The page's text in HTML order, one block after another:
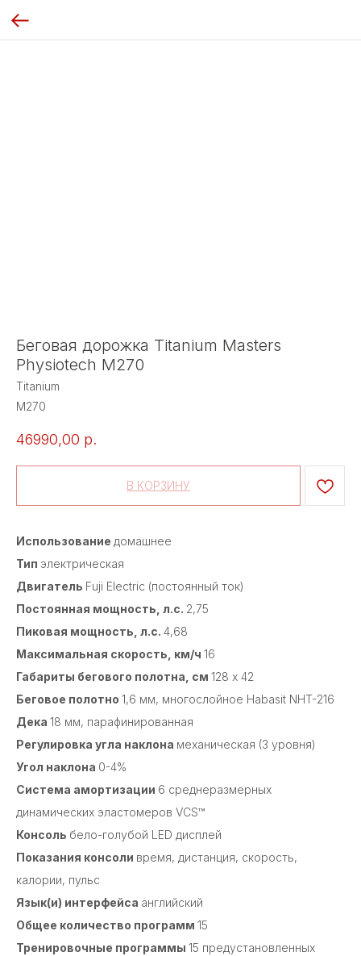
Беговая дорожка Titanium Masters
Physiotech M270
Titanium
M270
46990,00 р.
В КОРЗИНУ
Использование домашнее
Тип электрическая
Двигатель Fuji Electric (постоянный ток)
Постоянная мощность, л.с. 2,75
Пиковая мощность, л.с. 4,68
Максимальная скорость, км/ч 16
Габариты бегового полотна, см 128 х 42
Беговое полотно 1,6 мм, многослойное Habasit NНT-216
Дека 18 мм, парафинированная
Регулировка угла наклона механическая (3 уровня)
Угол наклона 0-4%
Система амортизации 6 среднеразмерных
динамических эластомеров VCS™
Консоль бело-голубой LED дисплей
Показания консоли время, дистанция, скорость,
калории, пульс
Язык(и) интерфейса английский
Общее количество программ 15
Тренировочные программы 15 предустановленных